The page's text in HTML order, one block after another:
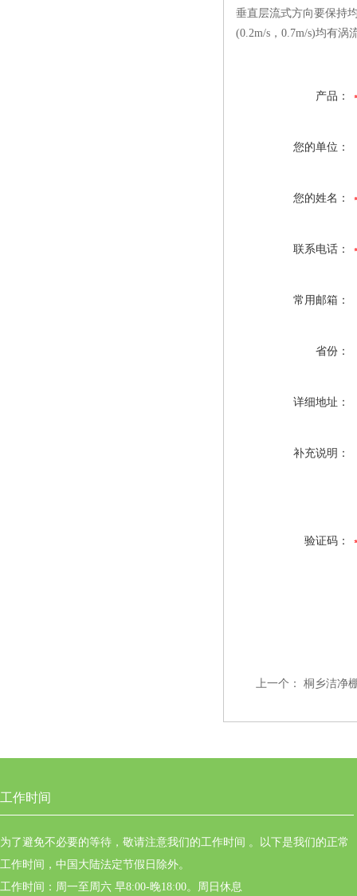
垂直层流式方向要保持
(0.2m/s，0.7m/s)均有涡
产品：
您的单位：
您的姓名：
联系电话：
常用邮箱：
省份：
详细地址：
补充说明：
验证码：
上一个： 桐乡洁净
工作时间
为了避免不必要的等待，敬请注意我们的工作时间 。以下是我们的正常
工作时间，中国大陆法定节假日除外。
工作时间：周一至周六 早8:00-晚18:00。周日休息